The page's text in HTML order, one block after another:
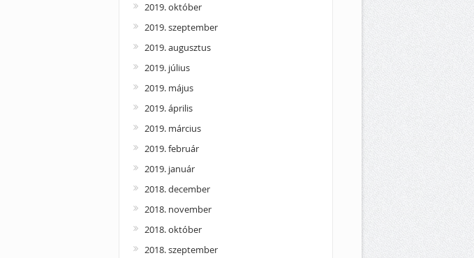
2019. október
2019. szeptember
2019. augusztus
2019. július
2019. május
2019. április
2019. március
2019. február
2019. január
2018. december
2018. november
2018. október
2018. szeptember